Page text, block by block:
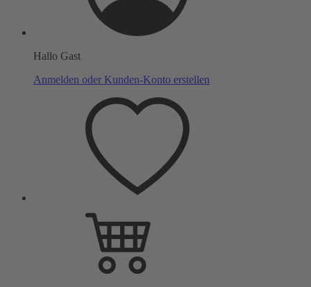
Hallo Gast
Anmelden oder Kunden-Konto erstellen